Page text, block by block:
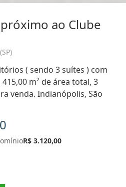
ao Clube
( sendo 3 suítes ) com
m² de área total, 3
venda. Indianópolis, São
R$ 3.120,00